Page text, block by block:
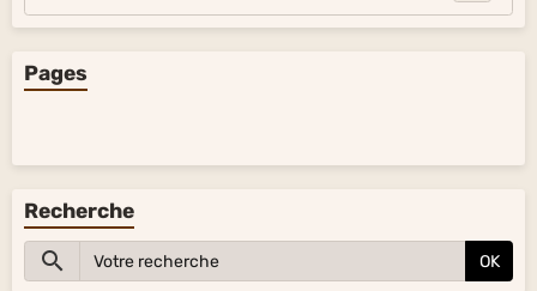
Pages
Recherche
OK